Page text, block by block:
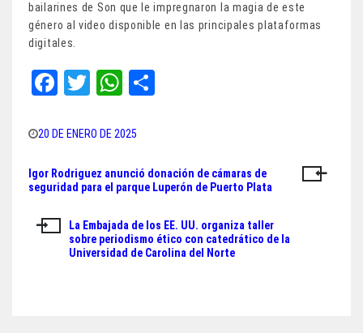
bailarines de Son que le impregnaron la magia de este
género al video disponible en las principales plataformas
digitales.
Fa
bo
ok
T
tt
W
ts
A
pp
20 DE ENERO DE 2025
Navegación
entradas
Igor Rodriguez anunció donación de cámaras de
seguridad para el parque Luperón de Puerto Plata
La Embajada de los EE. UU. organiza taller
sobre periodismo ético con catedrático de la
Universidad de Carolina del Norte